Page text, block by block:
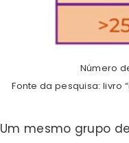
Número
Fonte da pesquisa: livro
Um mesmo grupo